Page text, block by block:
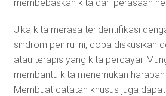
membebaskan kita dari perasaan
Jika kita merasa teridentifikasi
sindrom peniru ini, coba diskusikan
atau terapis yang kita percayai.
membantu kita menemukan harapan
Membuat catatan khusus juga